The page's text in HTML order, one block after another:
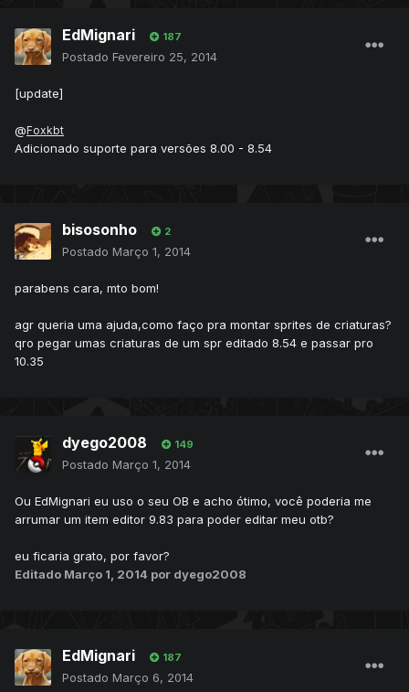
EdMignari 187
Postado Fevereiro 25, 2014
[update]
@Foxkbt
Adicionado suporte para versões 8.00 - 8.54
bisosonho 2
Postado Março 1, 2014
parabens cara, mto bom!
agr queria uma ajuda,como faço pra montar sprites de criaturas?
qro pegar umas criaturas de um spr editado 8.54 e passar pro
10.35
dyego2008 149
Postado Março 1, 2014
Ou EdMignari eu uso o seu OB e acho ótimo, você poderia me
arrumar um item editor 9.83 para poder editar meu otb?
eu ficaria grato, por favor?
Editado Março 1, 2014 por dyego2008
EdMignari 187
Postado Março 6, 2014